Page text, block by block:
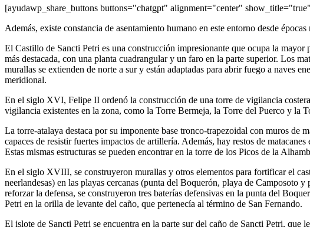
[ayudawp_share_buttons buttons="chatgpt" alignment="center"
Además, existe constancia de asentamiento humano en este entorno desde
El Castillo de Sancti Petri es una construcción impresionante que ocupa la
más destacada, con una planta cuadrangular y un faro en la parte superior. Los
murallas se extienden de norte a sur y están adaptadas para abrir fuego a naves
meridional.
En el siglo XVI, Felipe II ordenó la construcción de una torre de vigilancia
vigilancia existentes en la zona, como la Torre Bermeja, la Torre del Puerco y la
La torre-atalaya destaca por su imponente base tronco-trapezoidal con muros de
capaces de resistir fuertes impactos de artillería. Además, hay restos de
Estas mismas estructuras se pueden encontrar en la torre de los Picos de la
En el siglo XVIII, se construyeron murallas y otros elementos para fortificar el
neerlandesas) en las playas cercanas (punta del Boquerón, playa de Camposoto
reforzar la defensa, se construyeron tres baterías defensivas en la punta del
Petri en la orilla de levante del caño, que pertenecía al término de San Fernando.
El islote de Sancti Petri se encuentra en la parte sur del caño de Sancti Petri,